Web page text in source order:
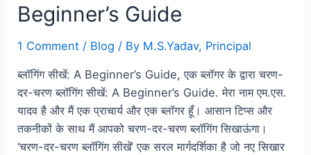
Beginner’s Guide
1 Comment / Blog / By M.S.Yadav, Principal
ब्लॉगिंग सीखें: A Beginner’s Guide, एक ब्लॉगर के द्वारा चरण-
दर-चरण ब्लॉगिंग सीखें: A Beginner’s Guide. मेरा नाम एम.एस.
यादव है और मैं एक प्राचार्य और एक ब्लॉगर हूँ। आसान टिप्स और
तकनीकों के साथ मैं आपको चरण-दर-चरण ब्लॉगिंग सिखाऊंगा।
‘चरण-दर-चरण ब्लॉगिंग सीखें’ एक सरल मार्गदर्शिका है जो नए सिखार